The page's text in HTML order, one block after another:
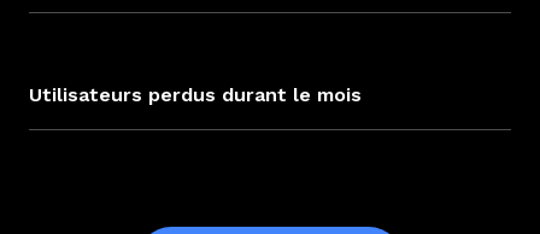
Utilisateurs perdus durant le mois